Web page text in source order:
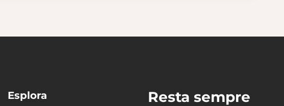
Esplora
Resta sempre